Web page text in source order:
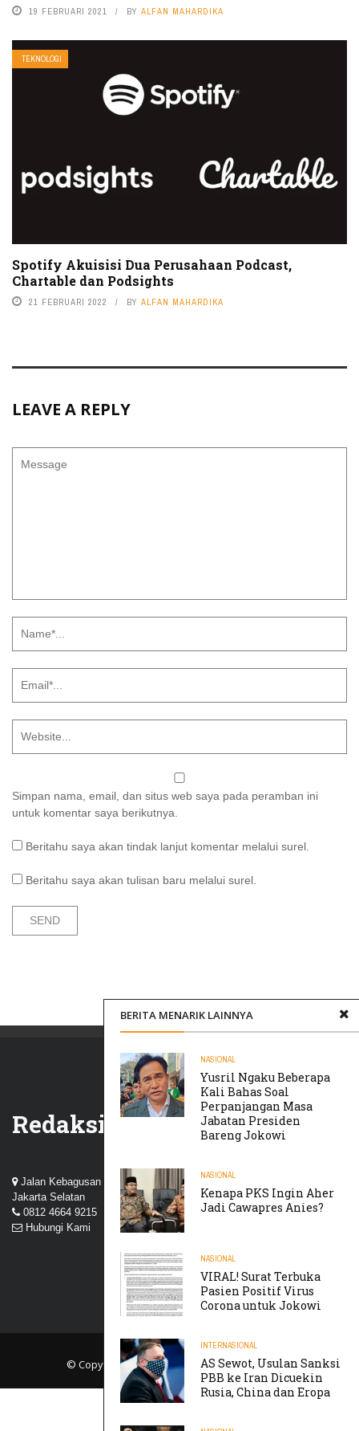
19 FEBRUARI 2021 BY ALFAN MAHARDIKA
TEKNOLOGI
Spotify Akuisisi Dua Perusahaan Podcast,
Chartable dan Podsights
21 FEBRUARI 2022 BY ALFAN MAHARDIKA
LEAVE A REPLY
Simpan nama, email, dan situs web saya pada peramban ini
untuk komentar saya berikutnya.
Beritahu saya akan tindak lanjut komentar melalui surel.
Beritahu saya akan tulisan baru melalui surel.
BERITA MENARIK LAINNYA
NASIONAL
Yusril Ngaku Beberapa
Kali Bahas Soal
Perpanjangan Masa
Jabatan Presiden
Bareng Jokowi
NASIONAL
Kenapa PKS Ingin Aher
Jadi Cawapres Anies?
NASIONAL
VIRAL! Surat Terbuka
Pasien Positif Virus
Corona untuk Jokowi
INTERNASIONAL
AS Sewot, Usulan Sanksi
PBB ke Iran Dicuekin
Rusia, China dan Eropa
Redaksi
Jalan Kebagusan III, Perum Nuansa Kebagusan, Pasar Minggu,
Jakarta Selatan
0812 4664 9215
Hubungi Kami
© Copyright 2019TIKTAK.ID . All rights reserved.